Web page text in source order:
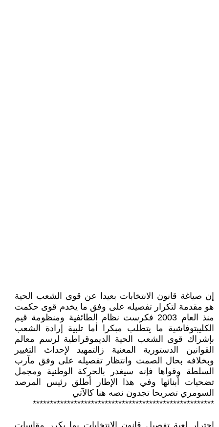
إن صياغة قانون الانتخابات بعيدا عن قوى الشعب الحية
هو مقدمة لتكرار تفصيله على وفق ما يخدم قوى حكمت
منذ العام 2003 فكرست نظام الطائفية ومنظومة قيم
الكليبتوفاشية ما يتطلب مبكرا أما تلبية إرادة الشعب
بإشراك قوى الشعب الحية الديموقراطية لرسم معالم
القوانين الدستورية المعنية زالتمهيد لإحداث التغيير
وبخلافه بحال الصمت وانتظار تفصيله على وفق مآرب
السلطة وقواها فإنه سيغدر بالحركة الوطنية ومجمل
تضحيات أبنائها وفي هذا الإطار أطلق رئيس المرصد
السومري تصريحا تجدون نصه هنا كالآتي
*****************************************************